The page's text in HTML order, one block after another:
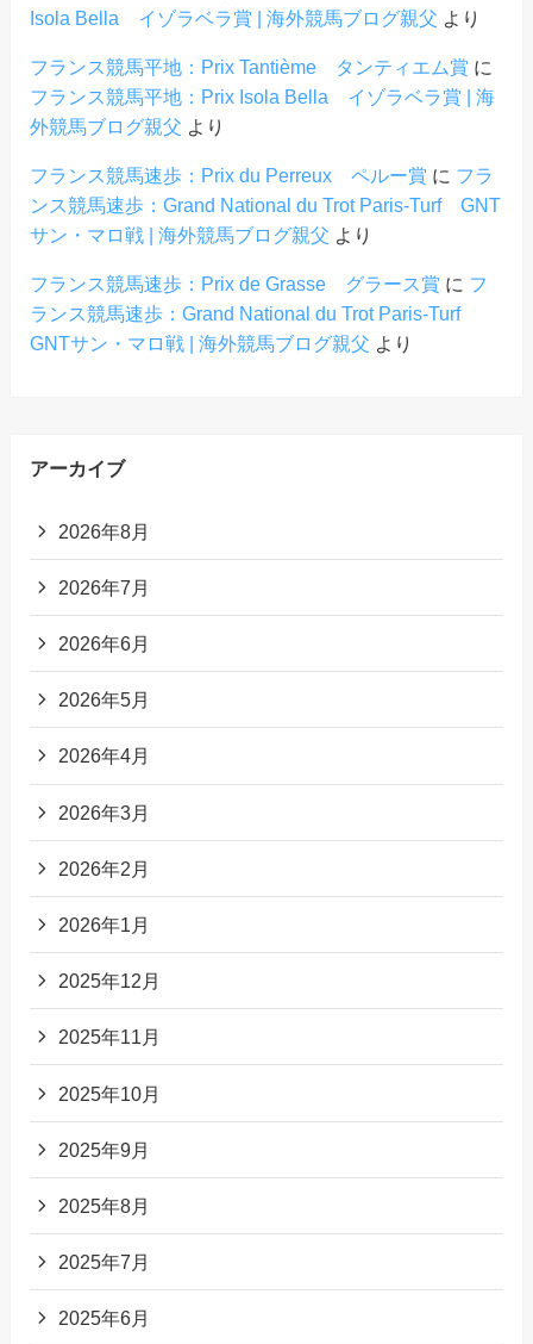
Isola Bella イゾラベラ賞 | 海外競馬ブログ親父 より
フランス競馬平地：Prix Tantième タンティエム賞 に
フランス競馬平地：Prix Isola Bella イゾラベラ賞 | 海
外競馬ブログ親父 より
フランス競馬速歩：Prix du Perreux ペルー賞 に フラ
ンス競馬速歩：Grand National du Trot Paris-Turf GNT
サン・マロ戦 | 海外競馬ブログ親父 より
フランス競馬速歩：Prix de Grasse グラース賞 に フ
ランス競馬速歩：Grand National du Trot Paris-Turf
GNTサン・マロ戦 | 海外競馬ブログ親父 より
アーカイブ
2026年8月
2026年7月
2026年6月
2026年5月
2026年4月
2026年3月
2026年2月
2026年1月
2025年12月
2025年11月
2025年10月
2025年9月
2025年8月
2025年7月
2025年6月